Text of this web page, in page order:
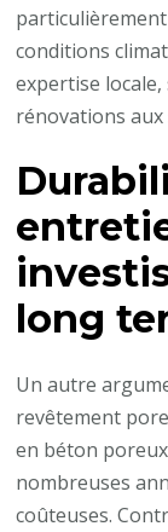
conditions
expertise
rénovations aux
long
Un autre
revêtement
en béton
nombreuses
coûteuses.